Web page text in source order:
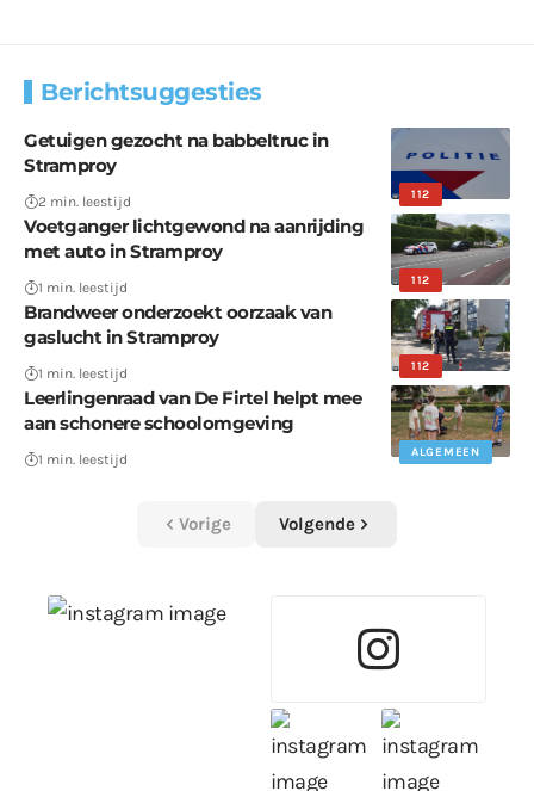
Berichtsuggesties
112
Getuigen gezocht na babbeltruc in
Stramproy
2 min. leestijd
112
Voetganger lichtgewond na aanrijding
met auto in Stramproy
1 min. leestijd
112
Brandweer onderzoekt oorzaak van
gaslucht in Stramproy
1 min. leestijd
ALGEMEEN
Leerlingenraad van De Firtel helpt mee
aan schonere schoolomgeving
1 min. leestijd
Vorige Volgende